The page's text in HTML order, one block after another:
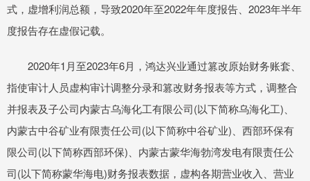
式，虚增利润总额，导致2020年至2022年年度报告、2023年半年
度报告存在虚假记载。
2020年1月至2023年6月，鸿达兴业通过篡改原始财务账套、
指使审计人员虚构审计调整分录和篡改财务报表等方式，调整合
并报表及子公司内蒙古乌海化工有限公司(以下简称乌海化工)、
内蒙古中谷矿业有限责任公司(以下简称中谷矿业)、西部环保有
限公司(以下简称西部环保)、内蒙古蒙华海勃湾发电有限责任公
司(以下简称蒙华海电)财务报表数据，虚构各期营业收入、营业